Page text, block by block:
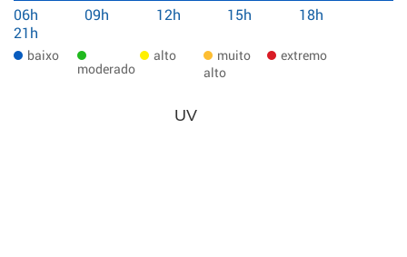
06h 09h 12h 15h
18h
21h
baixo
moderado
alto
muito
alto
extremo
UV